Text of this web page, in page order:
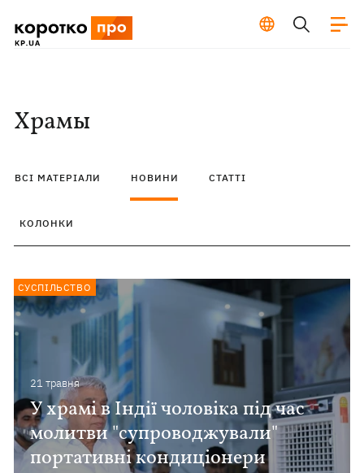
Храмы
ВСІ МАТЕРІАЛИ НОВИНИ СТАТТІ
КОЛОНКИ
21 травня
У храмі в Індії чоловіка під час
молитви "супроводжували"
портативні кондиціонери
СУСПІЛЬСТВО